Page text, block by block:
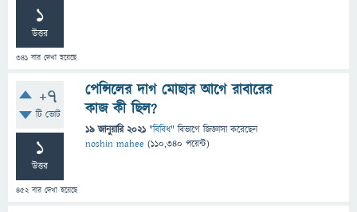
1
উত্তর
341 বার দেখা হয়েছে
+7
টি ভোট
1
উত্তর
452বার দেখা হয়েছে
পেন্সিলের দাগ মোছার আগে রাবারের
কাজ কী ছিল?
19 জানুয়ারি 2021 "বিবিধ" বিভাগে জিজ্ঞাসাকরেছেন
noshin mahee (110,340 পয়েন্ট)